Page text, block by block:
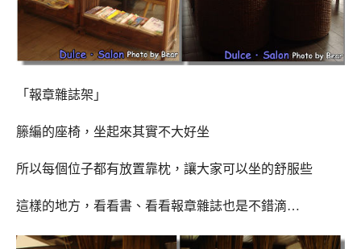
「報章雜誌架」
籐編的座椅，坐起來其實不大好坐
所以每個位子都有放置靠枕，讓大家可以坐的舒服些
這樣的地方，看看書、看看報章雜誌也是不錯滴…